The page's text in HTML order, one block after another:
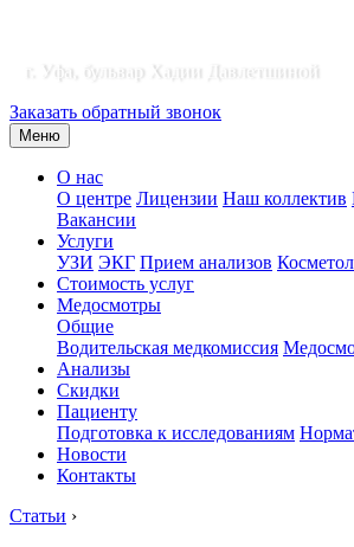
г. Уфа, бульвар Хадии Давлетшиной
Заказать обратный звонок
Меню
О нас
О центре Лицензии Наш коллектив
Вакансии
Услуги
УЗИ ЭКГ Прием анализов
Стоимость услуг
Медосмотры
Общие
Водительская медкомиссия
Анализы
Скидки
Пациенту
Подготовка к исследованиям
Новости
Контакты
Статьи ›